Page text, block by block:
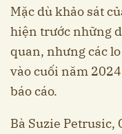
Mặc dù khảo sát
hiện trước những
quan, nhưng các
vào cuối năm
báo cáo.
Bà Suzie Petrusic,